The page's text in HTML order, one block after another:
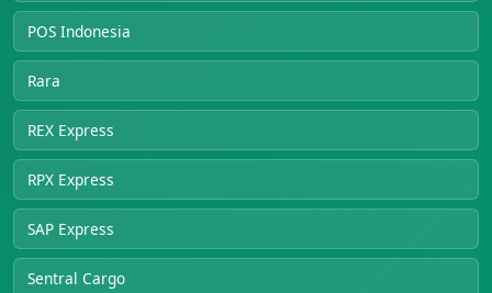
POS Indonesia
Rara
REX Express
RPX Express
SAP Express
Sentral Cargo